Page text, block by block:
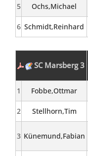
5 Ochs,Michael
6 Schmidt,Reinhard
SC Marsberg 3
1 Fobbe,Ottmar
2 Stellhorn,Tim
3 Künemund,Fabian